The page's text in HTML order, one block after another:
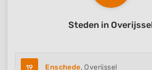
Steden in
19 Enschede, Overijssel